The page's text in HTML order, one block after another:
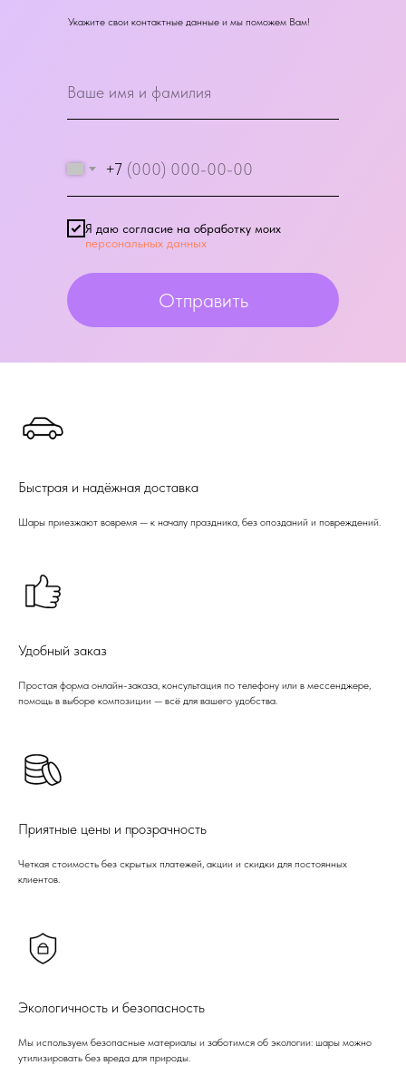
+7
Я даю согласие на обработку моих
персональных данных
Отправить
Укажите свои контактные данные и мы поможем Вам!
Быстрая и надёжная доставка
Шары приезжают вовремя — к началу праздника, без опозданий и повреждений.
Удобный заказ
Простая форма онлайн-заказа, консультация по телефону или в мессенджере,
помощь в выборе композиции — всё для вашего удобства.
Приятные цены и прозрачность
Четкая стоимость без скрытых платежей, акции и скидки для постоянных
клиентов.
Экологичность и безопасность
Мы используем безопасные материалы и заботимся об экологии: шары можно
утилизировать без вреда для природы.